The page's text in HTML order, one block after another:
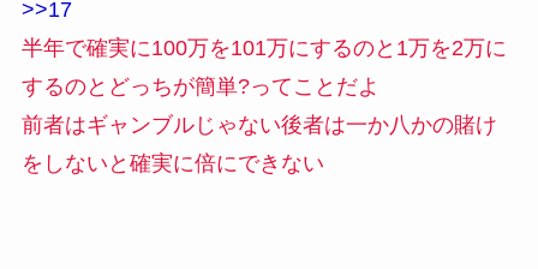
>>17
半年で確実に100万を101万にするのと1万を2万に
するのとどっちが簡単?ってことだよ
前者はギャンブルじゃない後者は一か八かの賭け
をしないと確実に倍にできない